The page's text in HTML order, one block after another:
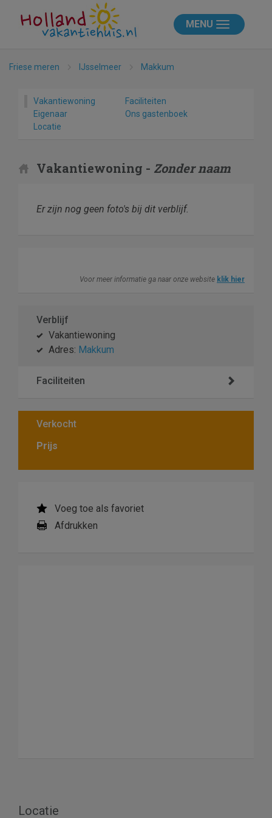
MENU
Friese meren IJsselmeer Makkum
Vakantiewoning
Faciliteiten
Eigenaar
Ons gastenboek
Locatie
Vakantiewoning - Zonder naam
Er zijn nog geen foto's bij dit verblijf.
Voor meer informatie ga naar onze website klik hier
Verblijf
Vakantiewoning
Adres: Makkum
Faciliteiten
Verkocht
Prijs
Voeg toe als favoriet
Afdrukken
Locatie